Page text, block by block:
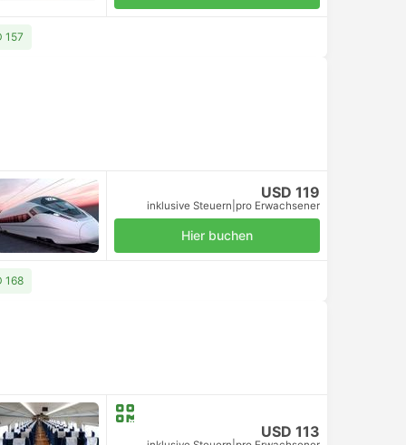
157
USD 119
inklusive Steuern pro Erwachsener
Hier buchen
168
USD 113